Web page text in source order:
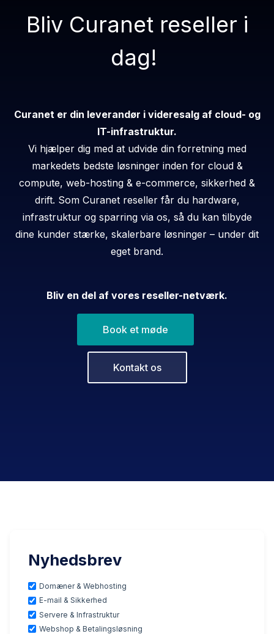
Bliv Curanet reseller i
dag!
Curanet er din leverandør i videresalg af cloud- og
IT-infrastruktur.
Vi hjælper dig med at udvide din forretning med
markedets bedste løsninger inden for cloud &
compute, web-hosting & e-commerce, sikkerhed &
drift. Som Curanet reseller får du hardware,
infrastruktur og sparring via os, så du kan tilbyde
dine kunder stærke, skalerbare løsninger – under dit
eget brand.
Bliv en del af vores reseller-netværk.
Book et møde
Kontakt os
Nyhedsbrev
Domæner & Webhosting
E-mail & Sikkerhed
Servere & Infrastruktur
Webshop & Betalingsløsning